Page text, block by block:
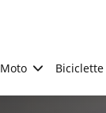
Moto Biciclette